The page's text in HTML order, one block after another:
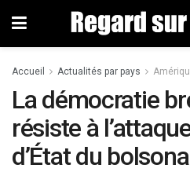
Accueil Actualités par pays
La démocratie
résiste à
d’État du